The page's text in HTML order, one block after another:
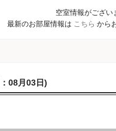
空室情報がござい
最新のお部屋情報は こちら から
08月03日)